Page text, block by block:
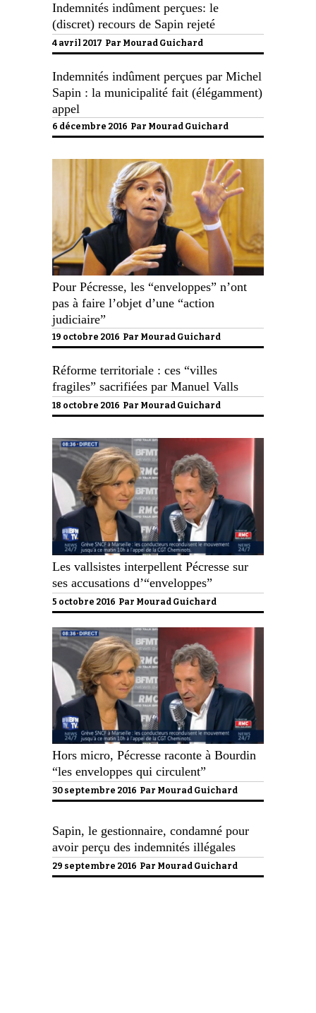
Indemnités indûment perçues: le
(discret) recours de Sapin rejeté
4 avril 2017 Par Mourad Guichard
Indemnités indûment perçues par Michel
Sapin : la municipalité fait (élégamment)
appel
6 décembre 2016 Par Mourad Guichard
Pour Pécresse, les “enveloppes” n’ont
pas à faire l’objet d’une “action
judiciaire”
19 octobre 2016 Par Mourad Guichard
Réforme territoriale : ces “villes
fragiles” sacrifiées par Manuel Valls
18 octobre 2016 Par Mourad Guichard
Les vallsistes interpellent Pécresse sur
ses accusations d’“enveloppes”
5 octobre 2016 Par Mourad Guichard
Hors micro, Pécresse raconte à Bourdin
“les enveloppes qui circulent”
30 septembre 2016 Par Mourad Guichard
Sapin, le gestionnaire, condamné pour
avoir perçu des indemnités illégales
29 septembre 2016 Par Mourad Guichard